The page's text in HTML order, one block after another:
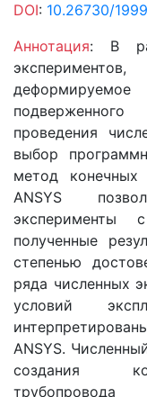
DOI: 10.26730/
Аннотация: В
проведения
выбор
метод конечных
ANSYS
эксперименты
полученные
степенью
ряда численных
условий
ANSYS.
создания
трубопровода